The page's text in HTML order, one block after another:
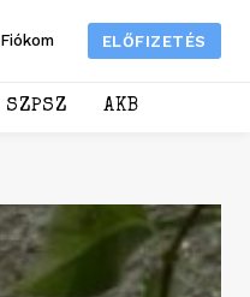
Fiókom ELŐFIZETÉS
SZPSZ AKB